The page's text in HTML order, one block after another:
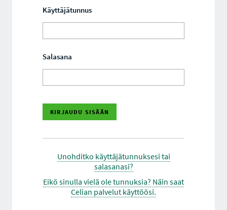
Käyttäjätunnus
Salasana
Unohditko käyttäjätunnuksesi tai
salasanasi?
Eikö sinulla vielä ole tunnuksia? Näin saat
Celian palvelut käyttöösi.